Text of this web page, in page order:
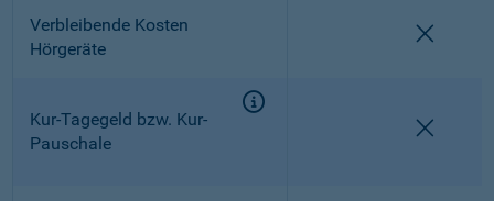
Verbleibende Kosten
Hörgeräte
Kur-Tagegeld bzw. Kur-
Pauschale